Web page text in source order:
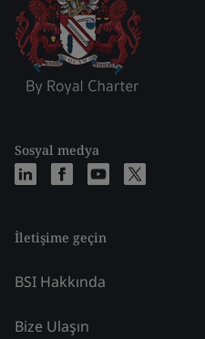
Sosyal medya
İletişime geçin
BSI Hakkında
Bize Ulaşın